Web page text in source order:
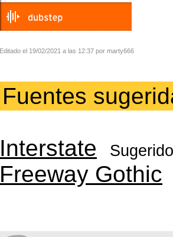
Editado el 19/02/2021 a las 12:37 por marty666
Fuentes
Interstate
Freeway Gothic